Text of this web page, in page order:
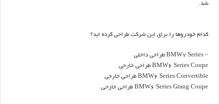
شد.
کدام خودروها را برای این شرکت طراحی کرده اید؟
– BMW7 Series طراحی داخلی
BMW6 Series Coupe طراحی خارجی
BMW6 Series Convertible طراحی خارجی
BMW6 Series Grang Coupe طراحی خارجی